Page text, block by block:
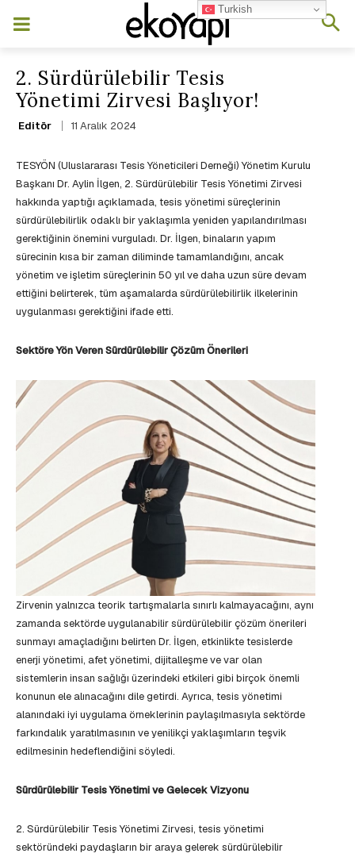
2. Sürdürülebilir Tesis
Yönetimi Zirvesi Başlıyor!
Editör 11 Aralık 2024
TESYÖN (Uluslararası Tesis Yöneticileri Derneği) Yönetim Kurulu
Başkanı Dr. Aylin İlgen, 2. Sürdürülebilir Tesis Yönetimi Zirvesi
hakkında yaptığı açıklamada, tesis yönetimi süreçlerinin
sürdürülebilirlik odaklı bir yaklaşımla yeniden yapılandırılması
gerektiğinin önemini vurguladı. Dr. İlgen, binaların yapım
sürecinin kısa bir zaman diliminde tamamlandığını, ancak
yönetim ve işletim süreçlerinin 50 yıl ve daha uzun süre devam
ettiğini belirterek, tüm aşamalarda sürdürülebilirlik ilkelerinin
uygulanması gerektiğini ifade etti.
Sektöre Yön Veren Sürdürülebilir Çözüm Önerileri
Zirvenin yalnızca teorik tartışmalarla sınırlı kalmayacağını, aynı
zamanda sektörde uygulanabilir sürdürülebilir çözüm önerileri
sunmayı amaçladığını belirten Dr. İlgen, etkinlikte tesislerde
enerji yönetimi, afet yönetimi, dijitalleşme ve var olan
sistemlerin insan sağlığı üzerindeki etkileri gibi birçok önemli
konunun ele alınacağını dile getirdi. Ayrıca, tesis yönetimi
alanındaki iyi uygulama örneklerinin paylaşılmasıyla sektörde
farkındalık yaratılmasının ve yenilikçi yaklaşımların teşvik
edilmesinin hedeflendiğini söyledi.
Sürdürülebilir Tesis Yönetimi ve Gelecek Vizyonu
2. Sürdürülebilir Tesis Yönetimi Zirvesi, tesis yönetimi
sektöründeki paydaşların bir araya gelerek sürdürülebilir
Turkish